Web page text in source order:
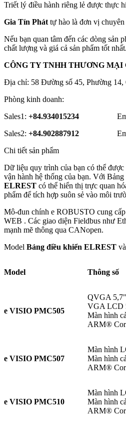
Triết lý điều hành riêng lẻ được thực
Gia Tín Phát tự hào là đơn vị chuyên
Nếu bạn quan tâm đến các dòng sản
chất lượng và giá cả sản phẩm tốt nhất.
CÔNG TY TNHH THƯƠNG MẠI
Địa chỉ: 58 Đường số 45, Phường
Phòng kinh doanh:
Sales1: +84.934015234 Email:
Sales2: +84.902887912 Email:
Chi tiết sản phẩm
Dữ liệu quy trình của bạn có thể
vận hành hệ thống của bạn. Với
ELREST có thể hiển thị trực quan
phẩm để tích hợp suôn sẻ vào môi
Mô-đun chính e ROBUSTO cung cấp
WEB . Các giao diện Fieldbus như
mạnh mẽ thông qua CANopen.
Model Bảng điều khiển ELREST
Model Thông số
e VISIO PMC505
QVGA
VGA LCD
Màn hình
ARM®
e VISIO PMC507
Màn hình
Màn hình
ARM®
e VISIO PMC510
Màn hình
Màn hình
ARM®